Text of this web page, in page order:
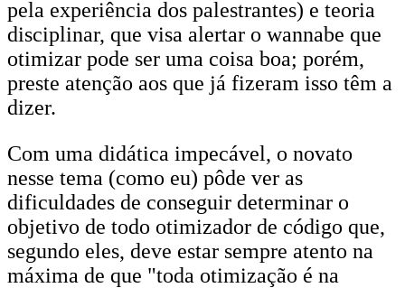
pela experiência dos palestrantes) e teoria
disciplinar, que visa alertar o wannabe que
otimizar pode ser uma coisa boa; porém,
preste atenção aos que já fizeram isso têm a
dizer.
Com uma didática impecável, o novato
nesse tema (como eu) pôde ver as
dificuldades de conseguir determinar o
objetivo de todo otimizador de código que,
segundo eles, deve estar sempre atento na
máxima de que "toda otimização é na